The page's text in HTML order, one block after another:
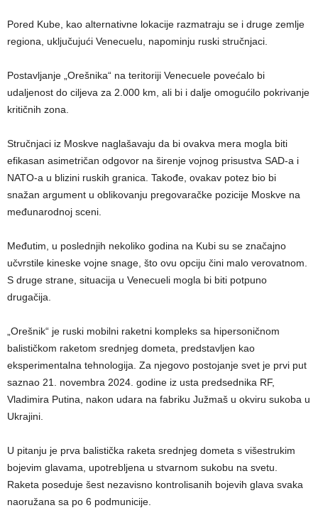
Pored Kube, kao alternativne lokacije razmatraju se i druge zemlje
regiona, uključujući Venecuelu, napominju ruski stručnjaci.
Postavljanje „Orešnika“ na teritoriji Venecuele povećalo bi
udaljenost do ciljeva za 2.000 km, ali bi i dalje omogućilo pokrivanje
kritičnih zona.
Stručnjaci iz Moskve naglašavaju da bi ovakva mera mogla biti
efikasan asimetričan odgovor na širenje vojnog prisustva SAD-a i
NATO-a u blizini ruskih granica. Takođe, ovakav potez bio bi
snažan argument u oblikovanju pregovaračke pozicije Moskve na
međunarodnoj sceni.
Međutim, u poslednjih nekoliko godina na Kubi su se značajno
učvrstile kineske vojne snage, što ovu opciju čini malo verovatnom.
S druge strane, situacija u Venecueli mogla bi biti potpuno
drugačija.
„Orešnik“ je ruski mobilni raketni kompleks sa hipersoničnom
balističkom raketom srednjeg dometa, predstavljen kao
eksperimentalna tehnologija. Za njegovo postojanje svet je prvi put
saznao 21. novembra 2024. godine iz usta predsednika RF,
Vladimira Putina, nakon udara na fabriku Južmaš u okviru sukoba u
Ukrajini.
U pitanju je prva balistička raketa srednjeg dometa s višestrukim
bojevim glavama, upotrebljena u stvarnom sukobu na svetu.
Raketa poseduje šest nezavisno kontrolisanih bojevih glava svaka
naoružana sa po 6 podmunicije.